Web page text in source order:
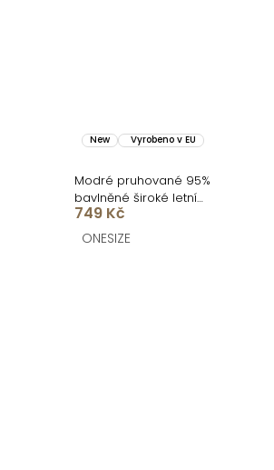
New Vyrobeno v EU
Modré pruhované 95%
bavlněné široké letní
kalhoty KYTAVA
749 Kč
ONESIZE